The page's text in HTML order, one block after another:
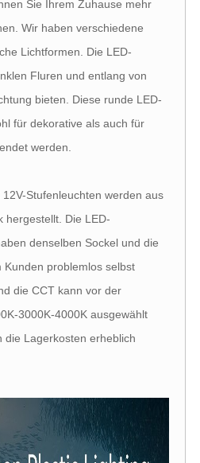
Sie Ihrem Zuhause mehr
Wir haben verschiedene
Lichtformen. Die LED-
Fluren und entlang von
bieten. Diese runde LED-
für dekorative als auch für
werden.
Stufenleuchten werden aus
hergestellt. Die LED-
denselben Sockel und die
problemlos selbst
die CCT kann vor der
3000K-4000K ausgewählt
die Lagerkosten erheblich